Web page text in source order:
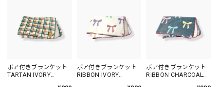
ボア付きブランケット
TARTAN IVORY
ボア付きブランケット
RIBBON IVORY
ボア付きブランケット
RIBBON CHARCOAL